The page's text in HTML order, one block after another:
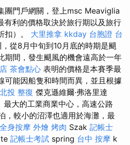
團門戶網關，登上msc Meaviglia
利的價格取決於旅行期以及旅行
扣）。 大里推拿 kkday 台胞證 台
從8月中旬到10月底的時期是颶
期間，發生颶風的機會遠高於一年
茶會點心 表明的價格是本賽季最
可能因船隻和時間而異，並且根據
北投 整復 傑克遜維爾·弗洛里達
大的工業商業中心，高速公路
，較小的沼澤也適用於海灘，最
全身按摩 外燴 烤肉 Szak 記帳士
記帳士考試 spring 台中 按摩 k